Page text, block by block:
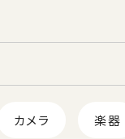
カメラ 楽器